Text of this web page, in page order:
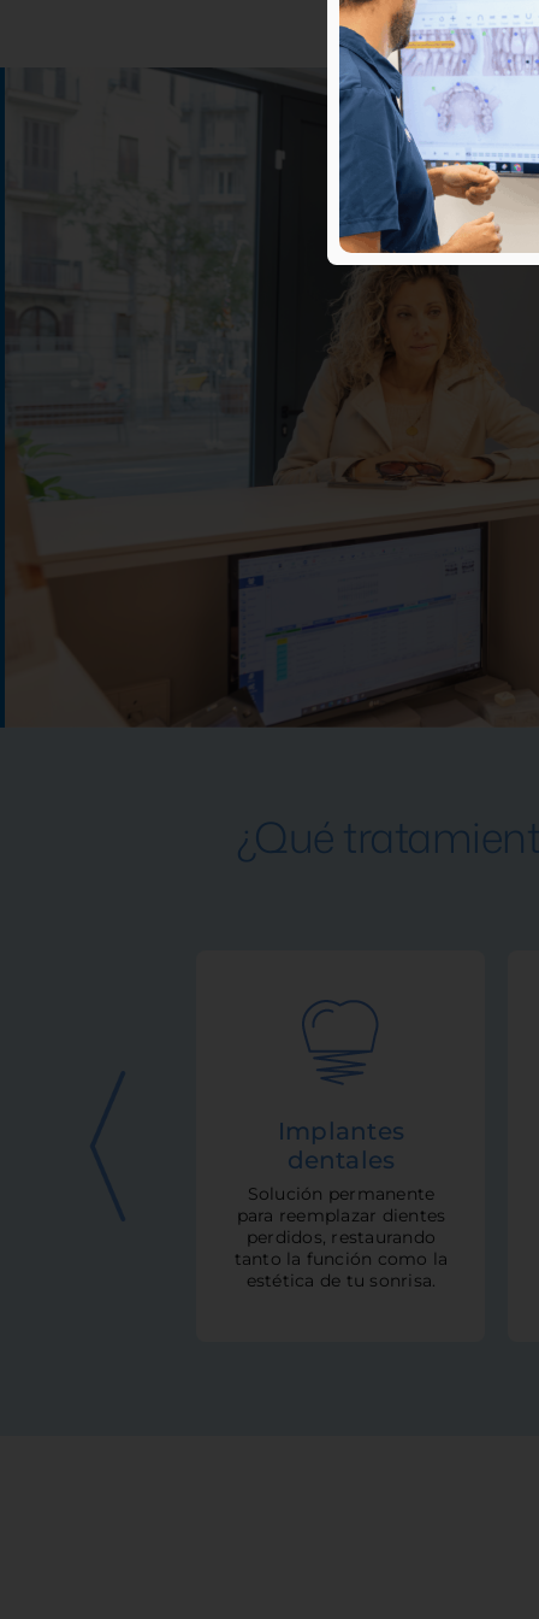
¿Qué
Implantes
dentales
Solución permanente
para reemplazar dientes
perdidos, restaurando
tanto la función como la
estética de tu sonrisa.